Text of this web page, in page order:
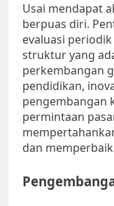
Usai mendapat
berpuas diri.
evaluasi
struktur yang
perkembangan
pendidikan,
pengembangan
permintaan
dan